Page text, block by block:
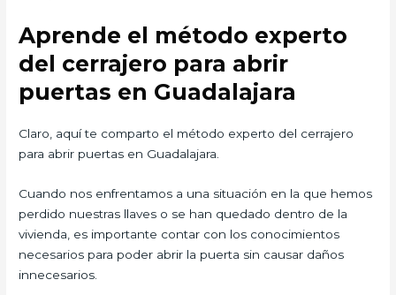
Aprende el método experto
del cerrajero para abrir
puertas en Guadalajara
Claro, aquí te comparto el método experto del cerrajero
para abrir puertas en Guadalajara.
Cuando nos enfrentamos a una situación en la que hemos
perdido nuestras llaves o se han quedado dentro de la
vivienda, es importante contar con los conocimientos
necesarios para poder abrir la puerta sin causar daños
innecesarios.